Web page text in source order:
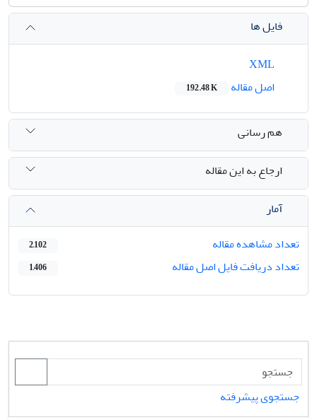
فایل ها
اصل مقاله
192.48 K
هم رسانی
ارجاع به این مقاله
آمار
تعداد مشاهده مقاله
2,102
تعداد دریافت فایل اصل مقاله 1,406
جستجوی پیشرفته